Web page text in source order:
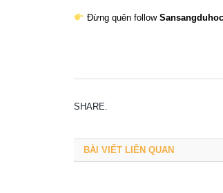
Đừng quên follow Sansangduhoc
SHARE.
BÀI VIẾT LIÊN QUAN